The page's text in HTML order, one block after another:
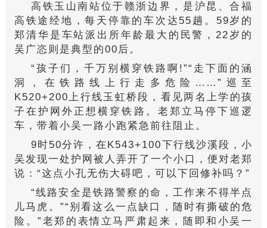
高铁玉山南站位于赣浙边界，是沪昆、合福
高铁途经地，每天停靠的车次达55趟。59岁的
郑清华是车站派出所年龄最大的民警，22岁的
吴广恣则是典型的00后。
“孩子们，千万别横穿铁路啊!”“走下面的涵
洞，在铁路线上行走多危险……”巡至
K520+200上行线玉虹桥段，看见两名上学的孩
子在护网外正想横穿铁路。老郑立马停下巡逻
车，带着小吴一路小跑紧急前往阻止。
9时50分许，在K543+100下行线沙溪段，小
吴发现一处护网被人弄开了一个小口，便对老郑
说：“这点小孔无伤大碍吧，可以下回修补吗？”
“线路安全是铁路警察的命，工作来不得半点
儿马虎。”“别看这么一点缺口，随时有撕破的危
险。”老郑的表情立马严肃起来，随即和小吴一